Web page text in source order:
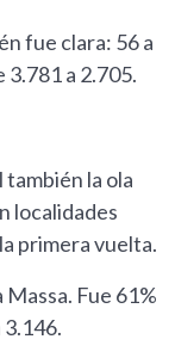
fue clara: 56 a
a 2.705.
la ola
localidades
primera vuelta.
Fue 61%
3.146.